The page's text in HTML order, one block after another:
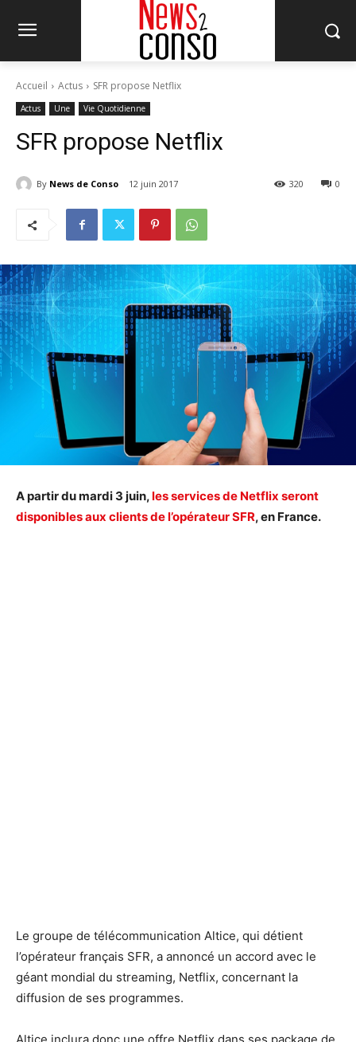
Accueil Actus SFR propose Netflix
Actus Une Vie Quotidienne
SFR propose Netflix
By News de Conso 12 juin 2017 0
320
A partir du mardi 3 juin,les services de Netflix seront
disponibles aux clients de l’opérateur SFR, en France.
Le groupe de télécommunication Altice, qui détient
l’opérateur français SFR, a annoncé un accord avec le
géant mondial du streaming, Netflix, concernant la
diffusion de ses programmes.